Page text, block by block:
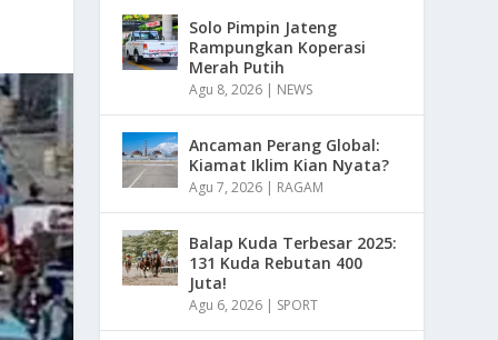
Solo Pimpin Jateng
Rampungkan Koperasi
Merah Putih
Agu 8, 2026 | NEWS
Ancaman Perang Global:
Kiamat Iklim Kian Nyata?
Agu 7, 2026 | RAGAM
Balap Kuda Terbesar 2025:
131 Kuda Rebutan 400
Juta!
Agu 6, 2026 | SPORT